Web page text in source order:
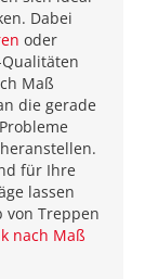
Dabei
oder
Maß
die gerade
heranstellen.
für Ihre
lassen
von Treppen
nach Maß